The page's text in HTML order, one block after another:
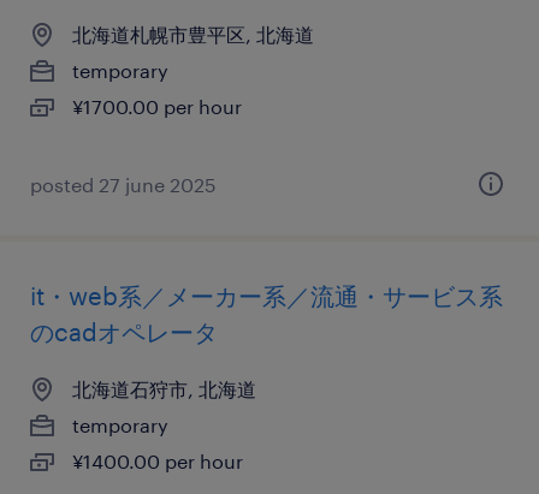
北海道札幌市豊平区, 北海道
temporary
¥1700.00 per hour
posted 27 june 2025
it・web系／メーカー系／流通・サービス系
のcadオペレータ
北海道石狩市, 北海道
temporary
¥1400.00 per hour